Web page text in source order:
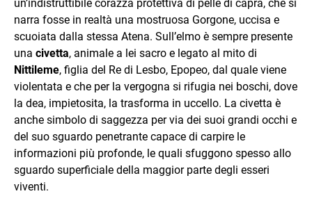
un’indistruttibile corazza protettiva di pelle di capra, che si
narra fosse in realtà una mostruosa Gorgone, uccisa e
scuoiata dalla stessa Atena. Sull’elmo è sempre presente
una civetta, animale a lei sacro e legato al mito di
Nittileme, figlia del Re di Lesbo, Epopeo, dal quale viene
violentata e che per la vergogna si rifugia nei boschi, dove
la dea, impietosita, la trasforma in uccello. La civetta è
anche simbolo di saggezza per via dei suoi grandi occhi e
del suo sguardo penetrante capace di carpire le
informazioni più profonde, le quali sfuggono spesso allo
sguardo superficiale della maggior parte degli esseri
viventi.